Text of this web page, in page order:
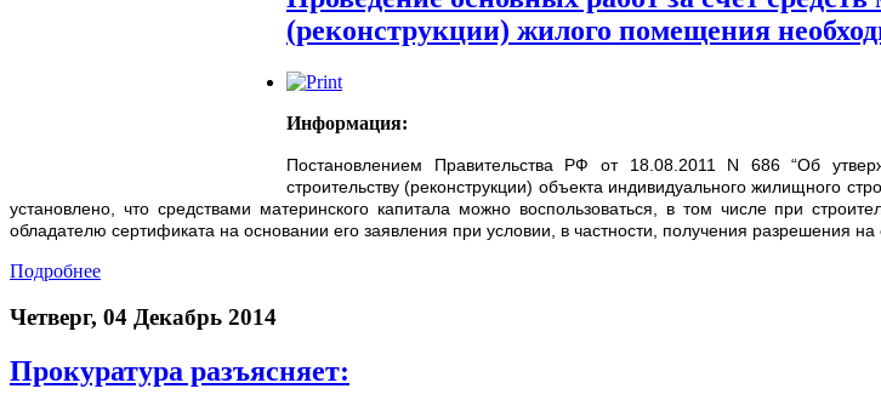
(реконструкции) жилого помещения
Информация:
Постановлением Правительства РФ от 18.08.2011 N 686 “Об
строительству (реконструкции) объекта индивидуального жилищного
установлено, что средствами материнского капитала можно воспользоваться, в том числе при
обладателю сертификата на основании его заявления при условии, в частности, получения разрешения на
Подробнее
Четверг, 04 Декабрь 2014
Прокуратура разъясняет: